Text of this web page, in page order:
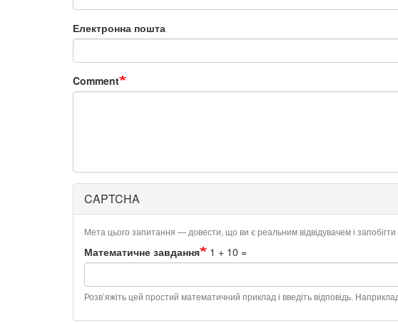
Електронна пошта
Comment
CAPTCHA
Мета цього запитання — довести, що ви є реальним відвідувачем і
Математичне завдання 1 + 10 =
Розв’яжіть цей простий математичний приклад і введіть відповідь.